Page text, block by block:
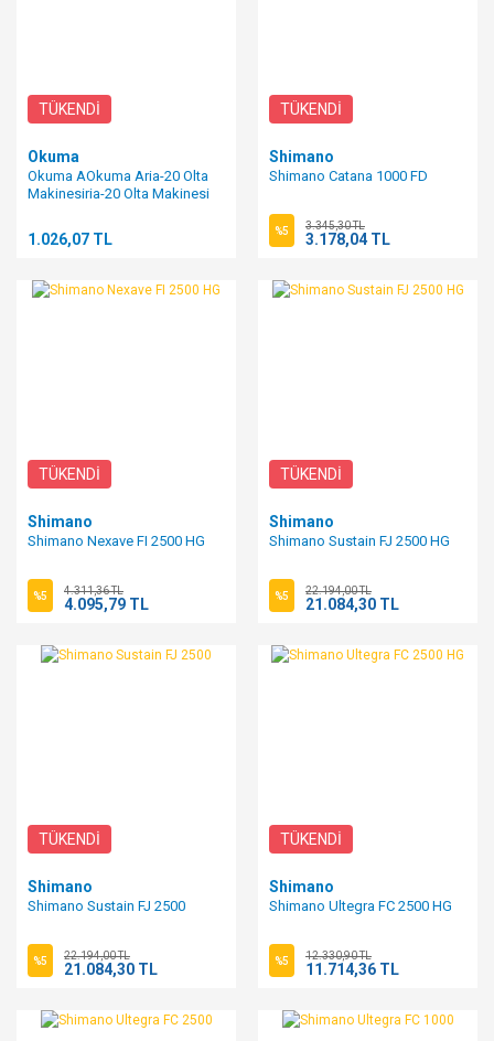
TÜKENDİ
Okuma
Okuma AOkuma Aria-20 Olta
Makinesiria-20 Olta Makinesi
1.026,07 TL
TÜKENDİ
Shimano
Shimano Catana 1000 FD
%5 3.345,30 TL
3.178,04 TL
TÜKENDİ
Shimano
Shimano Nexave FI 2500 HG
%5 4.311,36 TL
4.095,79 TL
TÜKENDİ
Shimano
Shimano Sustain FJ 2500 HG
%5 22.194,00 TL
21.084,30 TL
TÜKENDİ
Shimano
Shimano Sustain FJ 2500
%5 22.194,00 TL
21.084,30 TL
TÜKENDİ
Shimano
Shimano Ultegra FC 2500 HG
%5 12.330,90 TL
11.714,36 TL